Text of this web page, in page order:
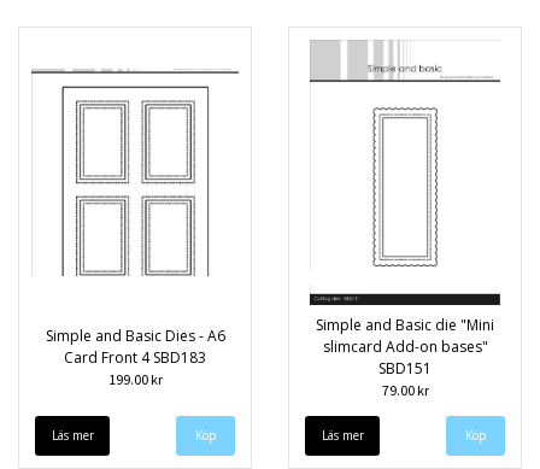
Simple and Basic Dies - A6
Card Front 4 SBD183
199.00 kr
Läs mer
Simple and Basic die "Mini
slimcard Add-on bases"
SBD151
79.00 kr
Läs mer